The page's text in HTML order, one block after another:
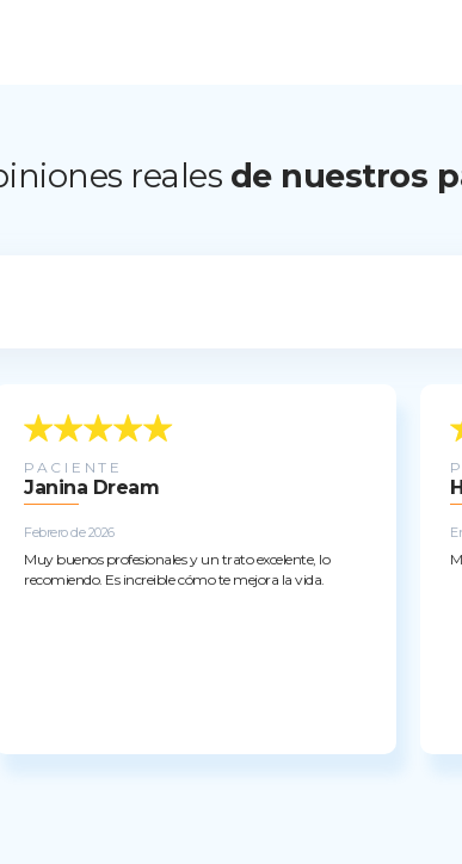
reales de nuestros
PACIENTE
Janina Dream
Febrero de 2026
Muy buenos profesionales y un trato excelente, lo
recomiendo. Es increible cómo te mejora la vida.